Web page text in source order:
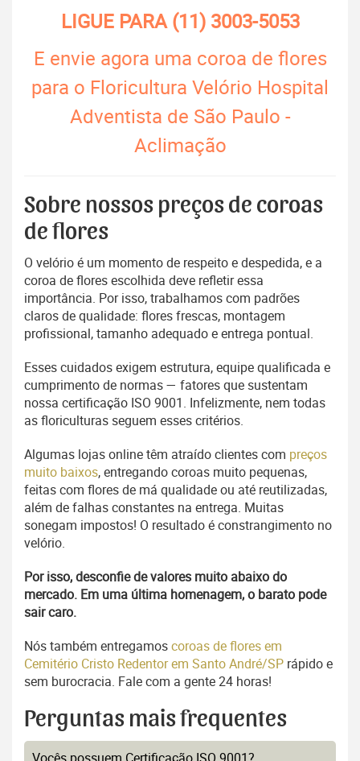
LIGUE PARA(11) 3003-5053
E envie agora uma coroa de flores
para o Floricultura Velório Hospital
Adventista de São Paulo -
Aclimação
Sobre nossos preços de coroas
de flores
O velório é um momento de respeito e despedida, e a
coroa de flores escolhida deve refletir essa
importância. Por isso, trabalhamos com padrões
claros de qualidade: flores frescas, montagem
profissional, tamanho adequado e entrega pontual.
Esses cuidados exigem estrutura, equipe qualificada e
cumprimento de normas — fatores que sustentam
nossa certificação ISO 9001. Infelizmente, nem todas
as floriculturas seguem esses critérios.
Algumas lojas online têm atraído clientes com preços
muito baixos, entregando coroas muito pequenas,
feitas com flores de má qualidade ou até reutilizadas,
além de falhas constantes na entrega. Muitas
sonegam impostos! O resultado é constrangimento no
velório.
Por isso, desconfie de valores muito abaixo do
mercado. Em uma última homenagem, o barato pode
sair caro.
Nós também entregamoscoroas de flores em
Cemitério Cristo Redentor em Santo André/SP rápido e
sem burocracia. Fale com a gente 24 horas!
Perguntas mais frequentes